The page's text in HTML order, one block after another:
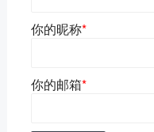
你的昵称*
你的邮箱*